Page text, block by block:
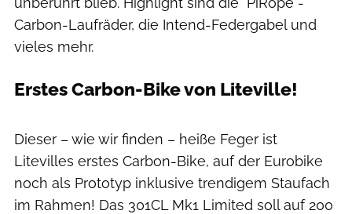
Carbon-Laufräder, die Intend-Federgabel und
vieles mehr.
Erstes Carbon-Bike von Liteville!
Dieser – wie wir finden – heiße Feger ist
Litevilles erstes Carbon-Bike, auf der Eurobike
noch als Prototyp inklusive trendigem Staufach
im Rahmen! Das 301CL Mk1 Limited soll auf 200